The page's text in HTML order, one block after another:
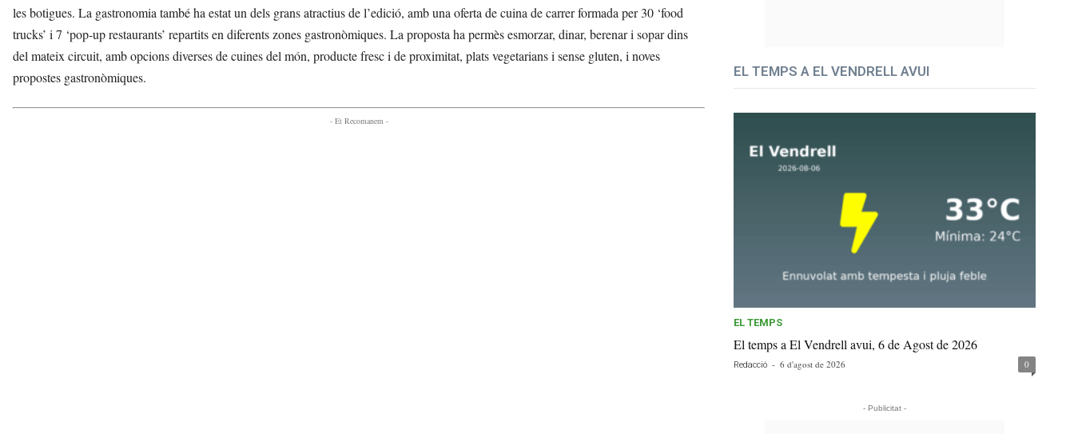
les botigues. La gastronomia també ha estat un dels grans atractius de l’edició, amb una oferta de cuina de carrer formada per 30 ‘food
trucks’ i 7 ‘pop-up restaurants’ repartits en diferents zones gastronòmiques. La proposta ha permès esmorzar, dinar, berenar i sopar dins
del mateix circuit, amb opcions diverses de cuines del món, producte fresc i de proximitat, plats vegetarians i sense gluten, i noves
propostes gastronòmiques.
- Et Recomanem -
EL TEMPS A EL VENDRELL AVUI
EL TEMPS
El temps a El Vendrell avui, 6 de Agost de 2026
Redacció - 6 d'agost de 2026 0
- Publicitat -